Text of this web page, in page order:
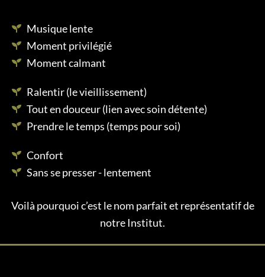
Musique lente
Moment privilégié
Moment calmant
Ralentir (le vieillissement)
Tout en douceur (lien avec soin détente)
Prendre le temps (temps pour soi)
Confort
Sans se presser - lentement
Voilà pourquoi c’est le nom parfait et représentatif de
notre Institut.